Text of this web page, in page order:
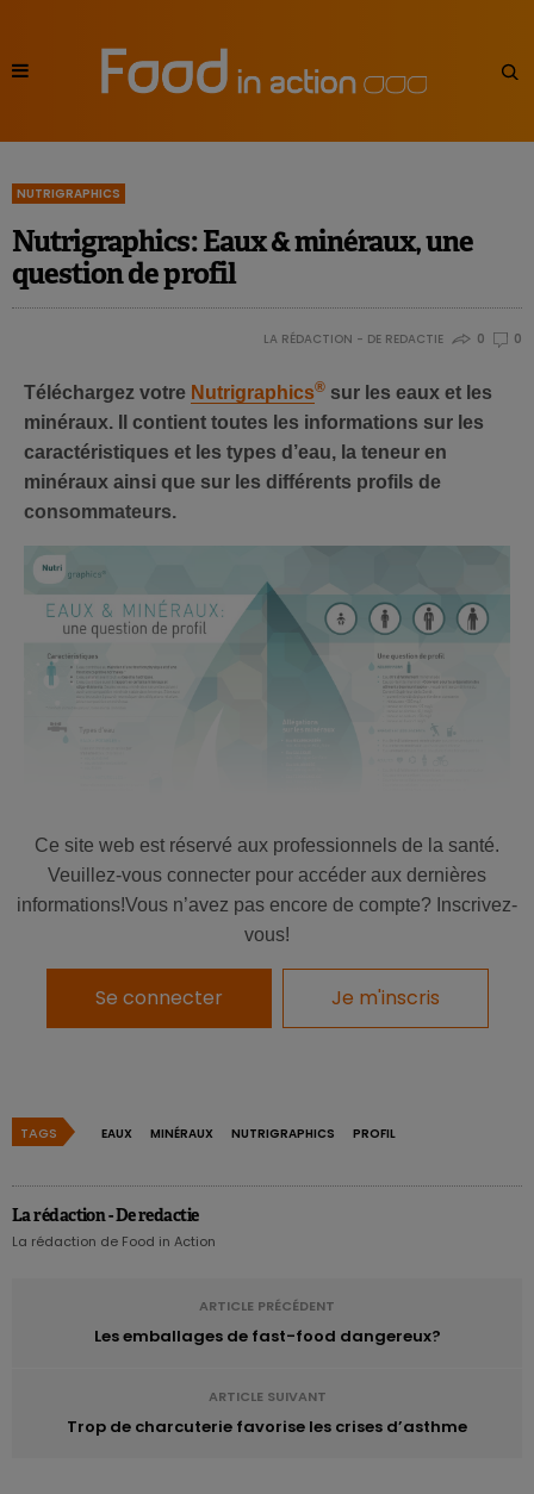
NUTRIGRAPHICS
Nutrigraphics: Eaux & minéraux, une
question de profil
LA RÉDACTION - DE REDACTIE 0 0
Téléchargez votre Nutrigraphics® sur les eaux et les
minéraux. Il contient toutes les informations sur les
caractéristiques et les types d’eau, la teneur en
minéraux ainsi que sur les différents profils de
consommateurs.
TÉLÉCHARGER
Ce site web est réservé aux professionnels de la santé.
Veuillez-vous connecter pour accéder aux dernières
informations!Vous n’avez pas encore de compte? Inscrivez-
vous!
Se connecter Je m'inscris
TAGS EAUX MINÉRAUX NUTRIGRAPHICS PROFIL
La rédaction - De redactie
La rédaction de Food in Action
ARTICLE PRÉCÉDENT
Les emballages de fast-food dangereux?
ARTICLE SUIVANT
Trop de charcuterie favorise les crises d’asthme